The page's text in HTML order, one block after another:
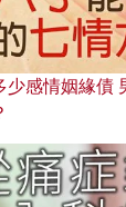
少感情姻緣債